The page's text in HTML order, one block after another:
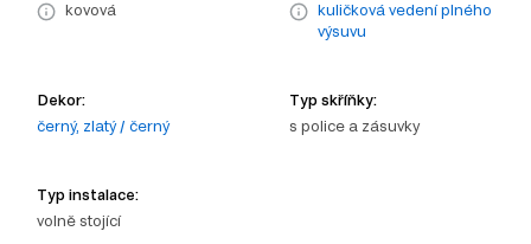
kovová
kuličková vedení plného
výsuvu
Dekor:
černý, zlatý / černý
Typ skříňky:
s police a zásuvky
Typ instalace:
volně stojící